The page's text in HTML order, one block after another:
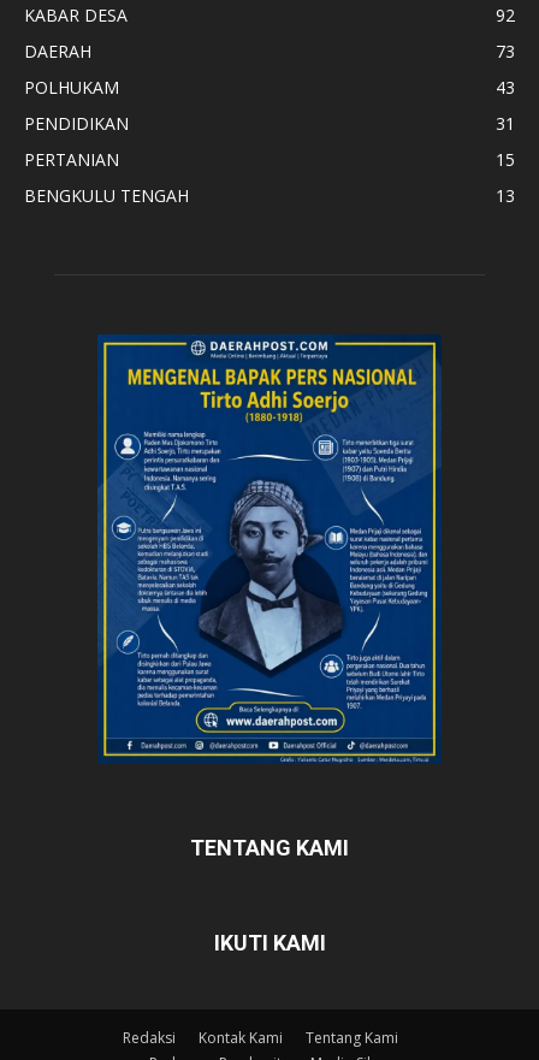
KABAR DESA
92
DAERAH
73
POLHUKAM
43
PENDIDIKAN
31
PERTANIAN
15
BENGKULU TENGAH
13
TENTANG KAMI
IKUTI KAMI
Redaksi Kontak Kami
Tentang Kami